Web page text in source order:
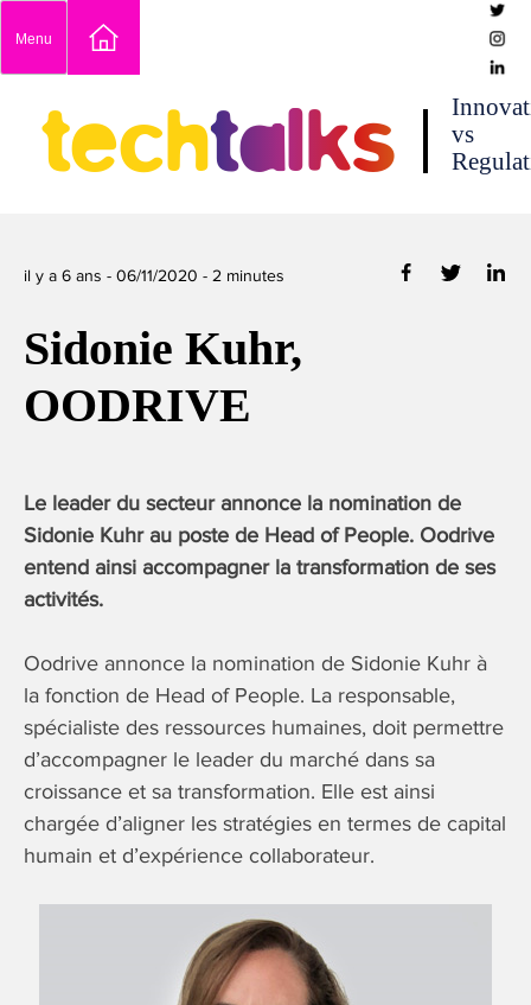
content
Menu
techtalks
vs
il y a 6 ans - 06/11/2020 - 2 minutes
Sidonie Kuhr,
OODRIVE
Le leader du secteur annonce la nomination de
Sidonie Kuhr au poste de Head of People. Oodrive
entend ainsi accompagner la transformation de ses
activités.
Oodrive annonce la nomination de Sidonie Kuhr à
la fonction de Head of People. La responsable,
spécialiste des ressources humaines, doit permettre
d’accompagner le leader du marché dans sa
croissance et sa transformation. Elle est ainsi
chargée d’aligner les stratégies en termes de capital
humain et d’expérience collaborateur.